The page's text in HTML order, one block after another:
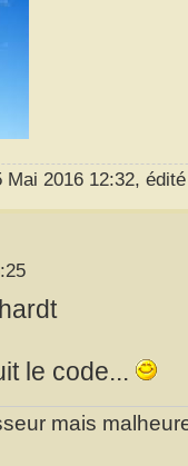
Mai 2016 12:32,
le code...
mais